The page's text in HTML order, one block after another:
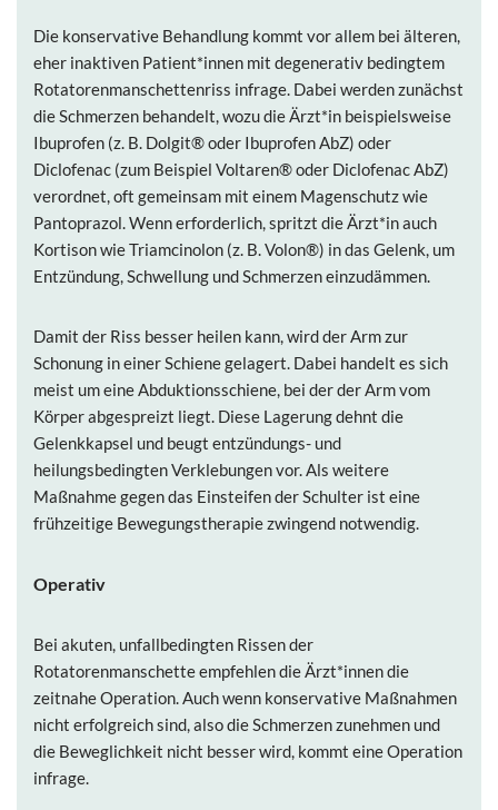
Die konservative Behandlung kommt vor allem bei älteren,
eher inaktiven Patient*innen mit degenerativ bedingtem
Rotatorenmanschettenriss infrage. Dabei werden zunächst
die Schmerzen behandelt, wozu die Ärzt*in beispielsweise
Ibuprofen (z. B. Dolgit®oder Ibuprofen AbZ) oder
Diclofenac (zum Beispiel Voltaren®oder Diclofenac AbZ)
verordnet, oft gemeinsam mit einem Magenschutz wie
Pantoprazol. Wenn erforderlich, spritzt die Ärzt*in auch
Kortison wieTriamcinolon (z. B.Volon®) in das Gelenk, um
Entzündung, Schwellung und Schmerzen einzudämmen.
Damit der Riss besser heilen kann, wird der Arm zur
Schonung in einer Schiene gelagert. Dabei handelt es sich
meist um eine Abduktionsschiene, bei der der Arm vom
Körper abgespreizt liegt. Diese Lagerung dehnt die
Gelenkkapsel und beugt entzündungs- und
heilungsbedingten Verklebungen vor. Als weitere
Maßnahme gegen das Einsteifen der Schulter ist eine
frühzeitige Bewegungstherapie zwingend notwendig.
Operativ
Bei akuten, unfallbedingten Rissen der
Rotatorenmanschette empfehlen die Ärzt*innen die
zeitnahe Operation. Auch wenn konservative Maßnahmen
nicht erfolgreich sind, also die Schmerzen zunehmen und
die Beweglichkeit nicht besser wird, kommt eine Operation
infrage.